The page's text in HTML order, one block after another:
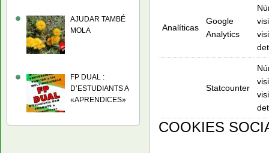
Analíticas
Google
Analytics
Statcounter
COOKIES
AJUDAR TAMBÉ
MOLA
FP DUAL :
D’ESTUDIANTS A
«APRENDICES»